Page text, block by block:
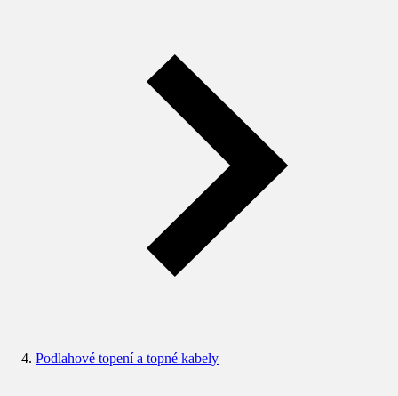
Podlahové topení a topné kabely